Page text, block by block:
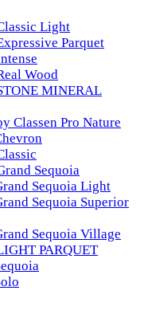
Light
Parquet
Wood
MINERAL
Classen Pro Nature
Sequoia
Sequoia Light
Sequoia Superior
Sequoia Village
PARQUET